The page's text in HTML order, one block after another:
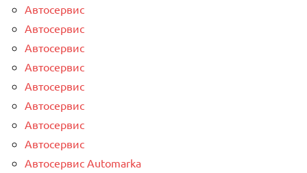
Автосервис
Автосервис
Автосервис
Автосервис
Автосервис
Автосервис
Автосервис
Автосервис
Автосервис Automarka